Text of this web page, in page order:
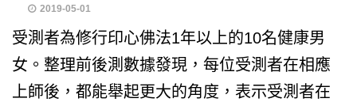
2019-05-01
受測者為修行印心佛法1年以上的10名健康男
女。整理前後測數據發現，每位受測者在相應
上師後，都能舉起更大的角度，表示受測者在